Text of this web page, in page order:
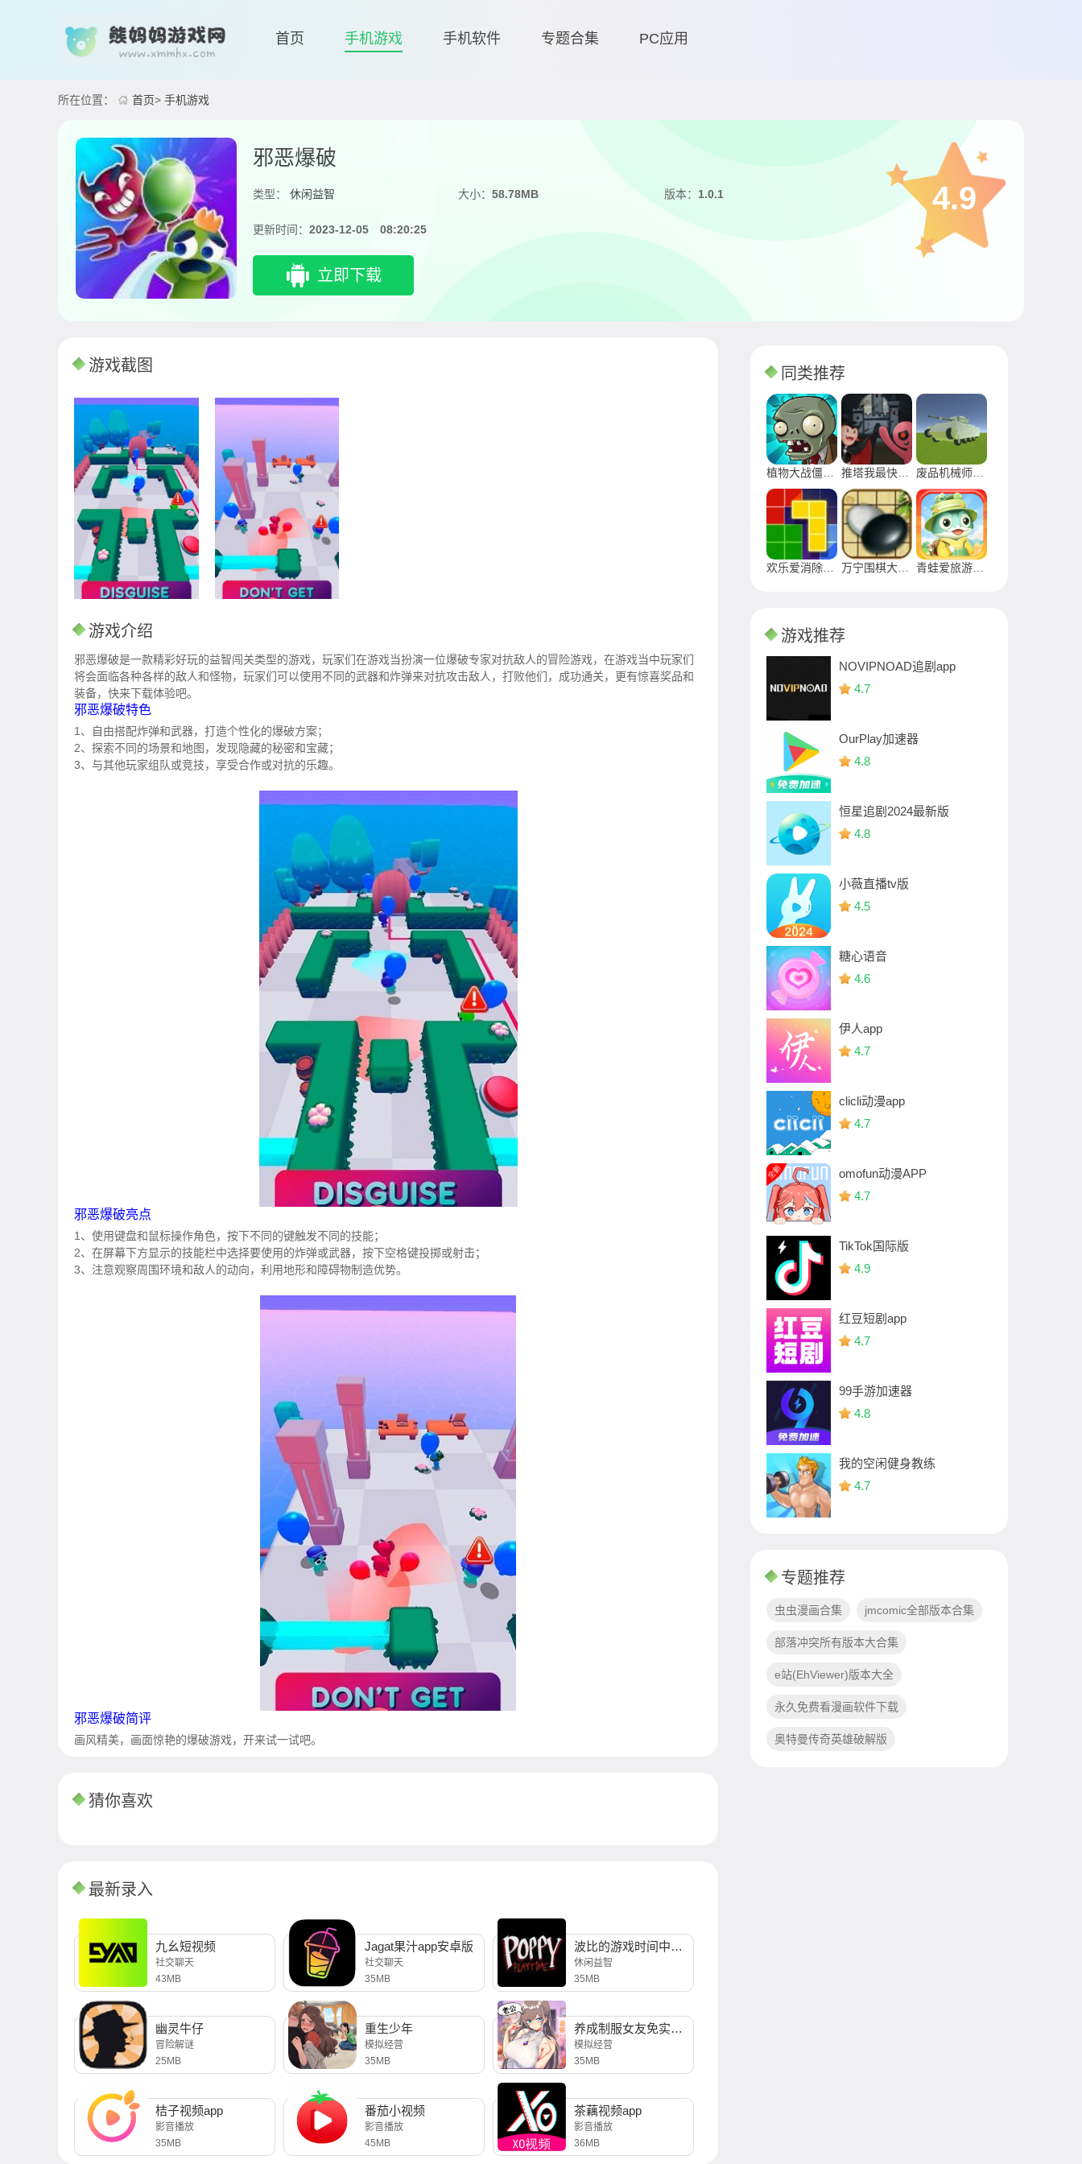
首页 手机游戏 手机软件 专题合集 PC应用
所在位置： 首页> 手机游戏
邪恶爆破
类型： 休闲益智 大小：58.78MB 版本： 1.0.1
更新时间： 2023-12-05 08:20:25
立即下载
4.9
游戏截图
游戏介绍
邪恶爆破是一款精彩好玩的益智闯关类型的游戏，玩家们在游戏当扮演一位爆破专家对抗敌人的冒险游戏，在游戏当中玩家们
将会面临各种各样的敌人和怪物，玩家们可以使用不同的武器和炸弹来对抗攻击敌人，打败他们，成功通关，更有惊喜奖品和
装备，快来下载体验吧。
邪恶爆破特色
1、自由搭配炸弹和武器，打造个性化的爆破方案；
2、探索不同的场景和地图，发现隐藏的秘密和宝藏；
3、与其他玩家组队或竞技，享受合作或对抗的乐趣。
邪恶爆破亮点
1、使用键盘和鼠标操作角色，按下不同的键触发不同的技能；
2、在屏幕下方显示的技能栏中选择要使用的炸弹或武器，按下空格键投掷或射击；
3、注意观察周围环境和敌人的动向，利用地形和障碍物制造优势。
邪恶爆破简评
画风精美，画面惊艳的爆破游戏，开来试一试吧。
猜你喜欢
最新录入
九幺短视频
社交聊天
43MB
Jagat果汁app安卓版
社交聊天
35MB
波比的游戏时间中文版
休闲益智
35MB
幽灵牛仔
冒险解谜
25MB
重生少年
模拟经营
35MB
养成制服女友免实名制安装
模拟经营
35MB
桔子视频app
影音播放
35MB
番茄小视频
影音播放
45MB
茶藕视频app
影音播放
36MB
同类推荐
游戏推荐
NOVIPNOAD追剧app
4.7
OurPlay加速器
4.8
恒星追剧2024最新版
4.8
小薇直播tv版
4.5
糖心语音
4.6
伊人app
4.7
clicli动漫app
4.7
omofun动漫APP
4.7
TikTok国际版
4.9
红豆短剧app
4.7
99手游加速器
4.8
我的空闲健身教练
4.7
专题推荐
虫虫漫画合集 jmcomic全部版本合集
部落冲突所有版本大合集
e站(EhViewer)版本大全
永久免费看漫画软件下载
奥特曼传奇英雄破解版